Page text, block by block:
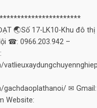
🌏Số 17-LK10-Khu đô thị
☎: 0966.203.942 –
✉ Gmail:
Website: